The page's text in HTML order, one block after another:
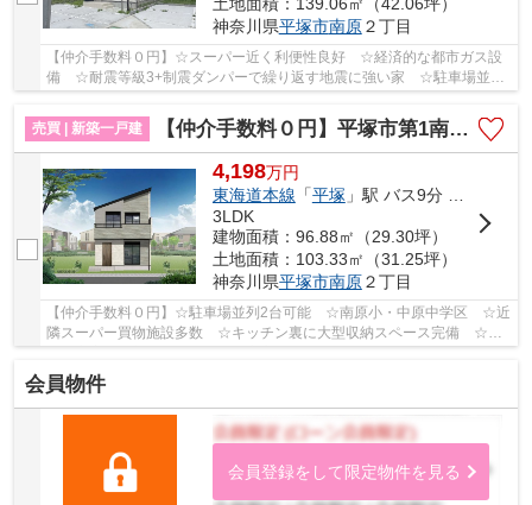
神奈川県平塚市南原２丁目
【仲介手数料０円】☆スーパー近く利便性良好 ☆経済的な都市ガス設
備 ☆耐震等級3+制震ダンパーで繰り返す地震に強い家 ☆駐車場並列
売買 | 新築一戸建
【仲介手数料０円】平塚市第1南原 新築一戸建て
4,198万円
東海道本線 「平塚 」駅 バス9分 「南原（平塚市）」 停歩4分
3LDK
建物面積：96.88㎡（29.30坪）
土地面積：103.33㎡（31.25坪）
神奈川県平塚市南原２丁目
【仲介手数料０円】☆駐車場並列2台可能 ☆南原小・中原中学区 ☆近
隣スーパー買物施設多数 ☆キッチン裏に大型収納スペース完備 ☆便
会員物件
会員登録をして限定物件を見る